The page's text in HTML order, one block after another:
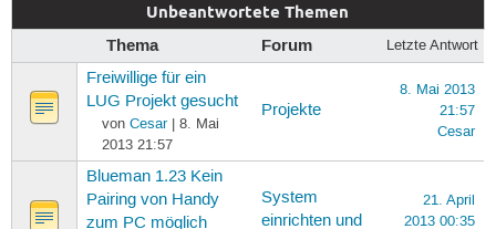
Unbeantwortete Themen
Thema Forum Letzte Antwort
Freiwillige für ein
LUG Projekt gesucht
von Cesar| 8. Mai
2013 21:57
Projekte
8. Mai 2013
21:57
Cesar
Blueman 1.23 Kein
Pairing von Handy
zum PC möglich
System
einrichten und
21. April
2013 00:35